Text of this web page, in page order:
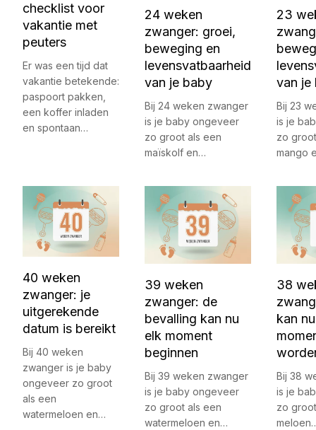
checklist voor
vakantie met
peuters
Er was een tijd dat
vakantie betekende:
paspoort pakken,
een koffer inladen
en spontaan…
24 weken
zwanger: groei,
beweging en
levensvatbaarheid
van je baby
Bij 24 weken zwanger
is je baby ongeveer
zo groot als een
maïskolf en…
23
van je
Bij 23
is je
zo
mango
40 weken
zwanger: je
uitgerekende
datum is bereikt
Bij 40 weken
zwanger is je baby
ongeveer zo groot
als een
watermeloen en…
39 weken
zwanger: de
bevalling kan nu
elk moment
beginnen
Bij 39 weken zwanger
is je baby ongeveer
zo groot als een
watermeloen en…
38
kan
Bij 38
is je
zo